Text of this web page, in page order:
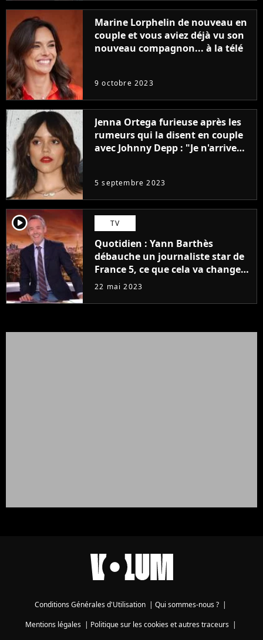
Marine Lorphelin de nouveau en
couple et vous aviez déjà vu son
nouveau compagnon... à la télé
9 octobre 2023
Jenna Ortega furieuse après les
rumeurs qui la disent en couple
avec Johnny Depp : "Je n'arrive
5 septembre 2023
player2 TV
Quotidien : Yann Barthès
débauche un journaliste star de
France 5, ce que cela va changer
à la rentrée
22 mai 2023
Conditions Générales d'Utilisation | Qui sommes-nous ? |
Mentions légales| Politique sur les cookies et autres traceurs|